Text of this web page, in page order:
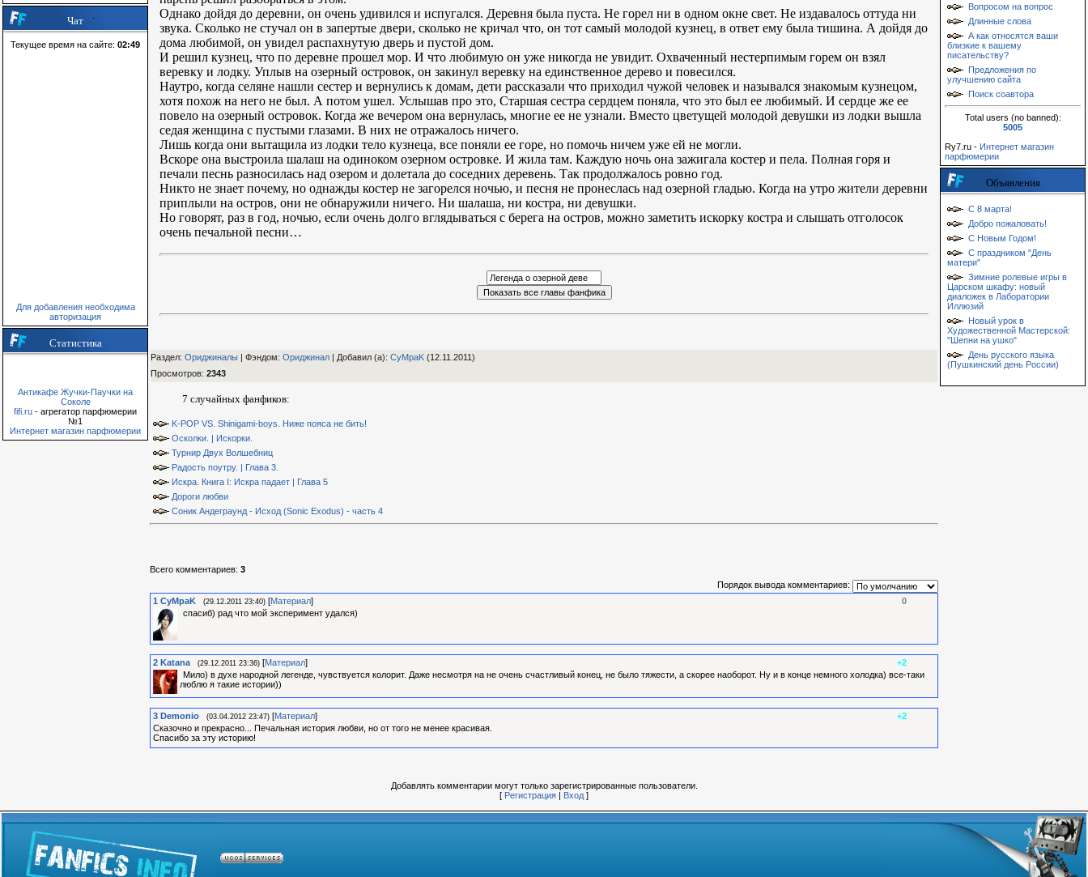
Чат
Текущее время на сайте: 02:49
Для добавления необходима
авторизация
Статистика
Антикафе Жучки-Паучки на
Соколе
fifi.ru - агрегатор парфюмерии
№1
Интернет магазин парфюмерии
Однако дойдя до деревни, он очень удивился и испугался. Деревня была пуста. Не горел ни в одном окне свет. Не издавалось оттуда ни
звука. Сколько не стучал он в запертые двери, сколько не кричал что, он тот самый молодой кузнец, в ответ ему была тишина. А дойдя до
дома любимой, он увидел распахнутую дверь и пустой дом.
И решил кузнец, что по деревне прошел мор. И что любимую он уже никогда не увидит. Охваченный нестерпимым горем он взял
веревку и лодку. Уплыв на озерный островок, он закинул веревку на единственное дерево и повесился.
Наутро, когда селяне нашли сестер и вернулись к домам, дети рассказали что приходил чужой человек и назывался знакомым кузнецом,
хотя похож на него не был. А потом ушел. Услышав про это, Старшая сестра сердцем поняла, что это был ее любимый. И сердце же ее
повело на озерный островок. Когда же вечером она вернулась, многие ее не узнали. Вместо цветущей молодой девушки из лодки вышла
седая женщина с пустыми глазами. В них не отражалось ничего.
Лишь когда они вытащила из лодки тело кузнеца, все поняли ее горе, но помочь ничем уже ей не могли.
Вскоре она выстроила шалаш на одиноком озерном островке. И жила там. Каждую ночь она зажигала костер и пела. Полная горя и
печали песнь разносилась над озером и долетала до соседних деревень. Так продолжалось ровно год.
Никто не знает почему, но однажды костер не загорелся ночью, и песня не пронеслась над озерной гладью. Когда на утро жители деревни
приплыли на остров, они не обнаружили ничего. Ни шалаша, ни костра, ни девушки.
Но говорят, раз в год, ночью, если очень долго вглядываться с берега на остров, можно заметить искорку костра и слышать отголосок
очень печальной песни…
Раздел: Ориджиналы | Фэндом: Ориджинал | Добавил (а): CyMpaK (12.11.2011)
Просмотров: 2343
7 случайных фанфиков:
K-POP VS. Shinigami-boys. Ниже пояса не бить!
Осколки. | Искорки.
Турнир Двух Волшебниц
Радость поутру. | Глава 3.
Искра. Книга I: Искра падает | Глава 5
Дороги любви
Соник Андеграунд - Исход (Sonic Exodus) - часть 4
Всего комментариев: 3
Порядок вывода комментариев:
0
1 CyMpaK (29.12.2011 23:40) [Материал]
спасиб) рад что мой эксперимент удался)
+2
2 Katana (29.12.2011 23:36) [Материал]
Мило) в духе народной легенде, чувствуется колорит. Даже несмотря на не очень счастливый конец, не было тяжести, а скорее наоборот. Ну и в конце немного холодка) все-таки
люблю я такие истории))
+2
3 Demonio (03.04.2012 23:47) [Материал]
Сказочно и прекрасно... Печальная история любви, но от того не менее красивая.
Спасибо за эту историю!
Добавлять комментарии могут только зарегистрированные пользователи.
[ Регистрация | Вход ]
Вопросом на вопрос
Длинные слова
А как относятся ваши
близкие к вашему
писательству?
Предложения по
улучшению сайта
Поиск соавтора
Total users (no banned):
5005
Ry7.ru - Интернет магазин
парфюмерии
Объявления
С 8 марта!
Добро пожаловать!
С Новым Годом!
С праздником "День
матери"
Зимние ролевые игры в
Царском шкафу: новый
диаложек в Лаборатории
Иллюзий
Новый урок в
Художественной Мастерской:
"Шепни на ушко"
День русского языка
(Пушкинский день России)